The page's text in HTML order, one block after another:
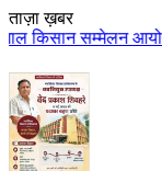
ताज़ा ख़बर
87.21